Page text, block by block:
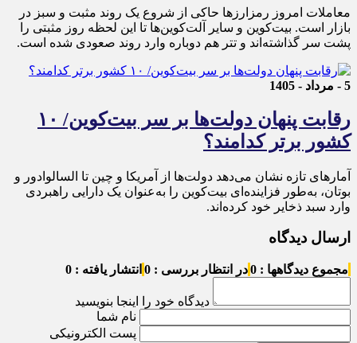
معاملات امروز رمزارز‌ها حاکی از شروع یک روند مثبت و سبز در
بازار است. بیت‌کوین و سایر آلت‌کوین‌ها تا این لحظه روز مثبتی را
پشت سر گذاشته‌اند و تتر هم دوباره وارد روند صعودی شده است.
5 - مرداد - 1405
رقابت پنهان دولت‌ها بر سر بیت‌کوین/ ۱۰
کشور برتر کدامند؟
آمارهای تازه نشان می‌دهد دولت‌ها از آمریکا و چین تا السالوادور و
بوتان، به‌طور فزاینده‌ای بیت‌کوین را به‌عنوان یک دارایی راهبردی
وارد سبد ذخایر خود کرده‌اند.
ارسال دیدگاه
مجموع دیدگاهها : 0 در انتظار بررسی : 0 انتشار یافته : 0
دیدگاه خود را اینجا بنویسید
نام شما
پست الکترونیکی